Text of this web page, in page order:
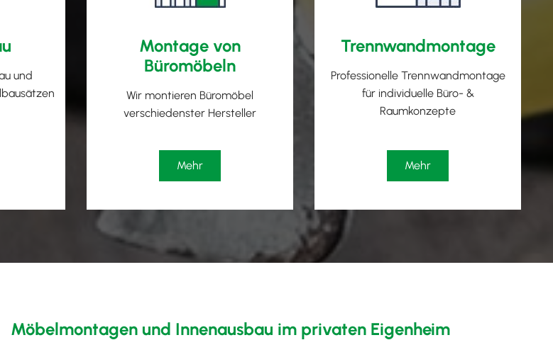
und
Montage von
Büromöbeln
Wir montieren Büromöbel
verschiedenster Hersteller
Mehr
Trennwandmontage
Professionelle Trennwandmontage
für individuelle Büro- &
Raumkonzepte
Mehr
Möbelmontagen und Innenausbau im privaten Eigenheim